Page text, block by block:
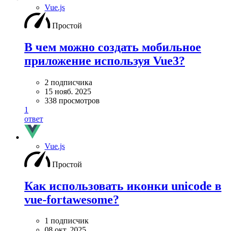
Vue.js
Простой
В чем можно создать мобильное
приложение используя Vue3?
2 подписчика
15 нояб. 2025
338 просмотров
1
ответ
Vue.js
Простой
Как использовать иконки unicode в
vue-fortawesome?
1 подписчик